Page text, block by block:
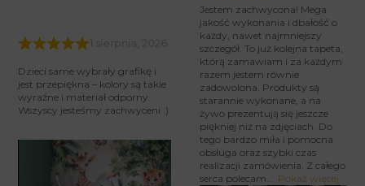
1 sierpnia, 2026
Dzieci same wybrały grafikę i
jest przepiękna – kolory są takie
wyraźne i materiał odporny.
Wszyscy jesteśmy zachwyceni :)
Jestem zachwycona! Mega
jakość wykonania i dbałość o
każdy, nawet najmniejszy
szczegół. To już kolejna tapeta,
którą zamawiam i za każdym
razem jestem równie
zadowolona. Produkty są
starannie wykonane, a na
żywo prezentują się jeszcze
piękniej niż na zdjęciach. Do
tego bardzo miła i pomocna
obsługa oraz szybki czas
realizacji zamówienia. Z całego
serca polecam
Pokaż więcej